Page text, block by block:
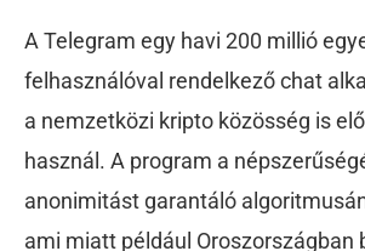
A Telegram egy havi 200 millió
felhasználóval rendelkező chat
a nemzetközi kripto közösség is
használ. A program a
anonimitást garantáló
ami miatt például Oroszországban